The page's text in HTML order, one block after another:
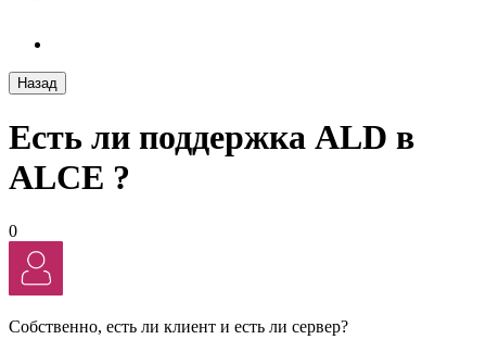
Назад
Есть ли поддержка ALD в
ALCE ?
0
Собственно, есть ли клиент и есть ли сервер?